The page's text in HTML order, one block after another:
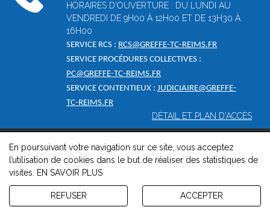
HORAIRES D'OUVERTURE : DU LUNDI AU
VENDREDI DE 9H00 À 12H00 ET DE 13H30 À
16H00
SERVICE RCS : RCS@GREFFE-TC-REIMS.FR
SERVICE PROCÉDURES COLLECTIVES :
PC@GREFFE-TC-REIMS.FR
SERVICE CONTENTIEUX : JUDICIAIRE@GREFFE-
TC-REIMS.FR
DÉTAIL ET PLAN D'ACCÈS
© 2026, Greffe du tribunal de commerce de Reims -Mentions
légales-Contact -Gestion des cookies -Politique de
confidentialité et de cookies
Version : 1.8.1
En poursuivant votre navigation sur ce site, vous acceptez
l’utilisation de cookies dans le but de réaliser des statistiques de
visites.
EN SAVOIR PLUS
REFUSER ACCEPTER